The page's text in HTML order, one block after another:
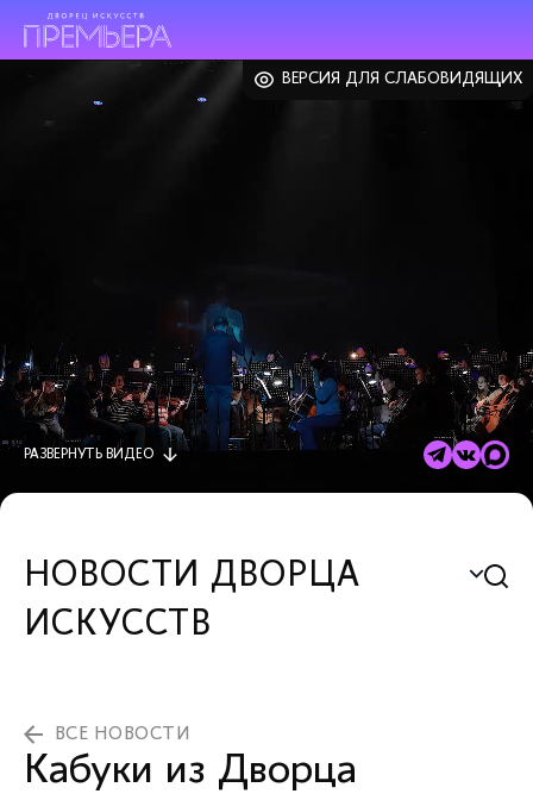
ВЕРСИЯ ДЛЯ СЛАБОВИДЯЩИХ
РАЗВЕРНУТЬ ВИДЕО
НОВОСТИ ДВОРЦА
ИСКУССТВ
ВСЕ НОВОСТИ
Кабуки из Дворца